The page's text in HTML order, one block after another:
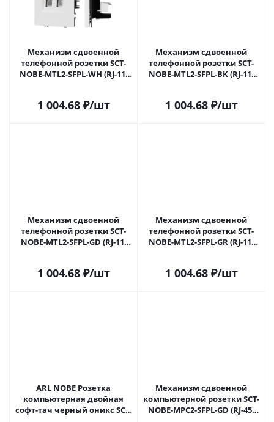
Механизм сдвоенной
телефонной розетки SCT-
NOBE-MTL2-SFPL-WH (RJ-11,
1 004.68₽/шт
Механизм сдвоенной
телефонной розетки SCT-
NOBE-MTL2-SFPL-BK (RJ-11,
1 004.68₽/шт
Механизм сдвоенной
телефонной розетки SCT-
NOBE-MTL2-SFPL-GD (RJ-11,
1 004.68₽/шт
Механизм сдвоенной
телефонной розетки SCT-
NOBE-MTL2-SFPL-GR (RJ-11,
1 004.68₽/шт
ARL NOBE Розетка
компьютерная двойная
софт-тач черный оникс SCT-
Механизм сдвоенной
компьютерной розетки SCT-
NOBE-MPC2-SFPL-GD (RJ-45,